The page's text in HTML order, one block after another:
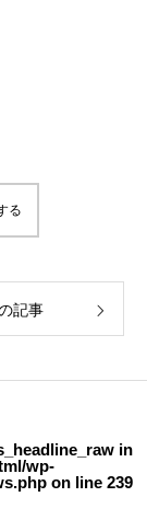
る
記事
in
wp-
on line 239